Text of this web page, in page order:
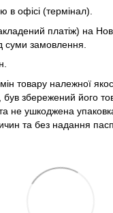
в офісі (термінал).
платіж) на
суми замовлення.
товару належної
був збережений його
та не ушкоджена
та без надання